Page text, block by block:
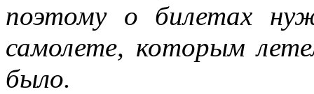
поэтому о билетах
самолете, которым
было.